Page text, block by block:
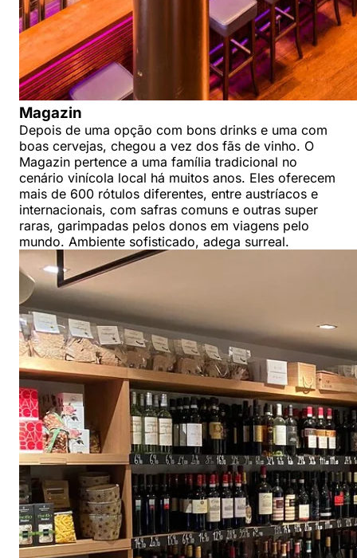
Magazin
Depois de uma opção com bons drinks e uma com
boas cervejas, chegou a vez dos fãs de vinho. O
Magazin pertence a uma família tradicional no
cenário vinícola local há muitos anos. Eles oferecem
mais de 600 rótulos diferentes, entre austríacos e
internacionais, com safras comuns e outras super
raras, garimpadas pelos donos em viagens pelo
mundo. Ambiente sofisticado, adega surreal.